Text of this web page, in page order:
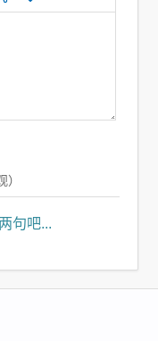
）
句吧...